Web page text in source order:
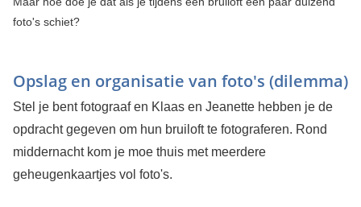
foto's schiet?
Opslag en organisatie van foto's (dilemma)
Stel je bent fotograaf en Klaas en Jeanette hebben je de
opdracht gegeven om hun bruiloft te fotograferen. Rond
middernacht kom je moe thuis met meerdere
geheugenkaartjes vol foto's.